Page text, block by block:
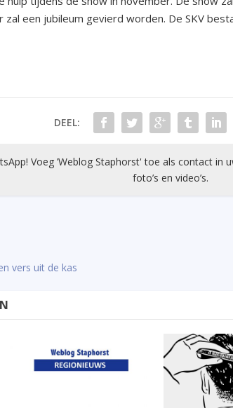
zal een jubileum gevierd worden. De SKV
DEEL:
Voeg ’Weblog Staphorst' toe als contact in
foto’s en video’s.
vers uit de kas